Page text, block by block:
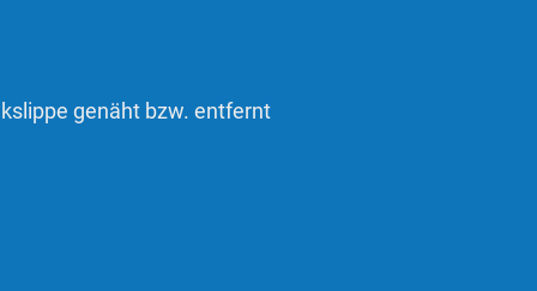
genäht bzw. entfernt